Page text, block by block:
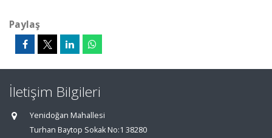
Paylaş
İletişim Bilgileri
Yenidoğan Mahallesi
Turhan Baytop Sokak No:1 38280